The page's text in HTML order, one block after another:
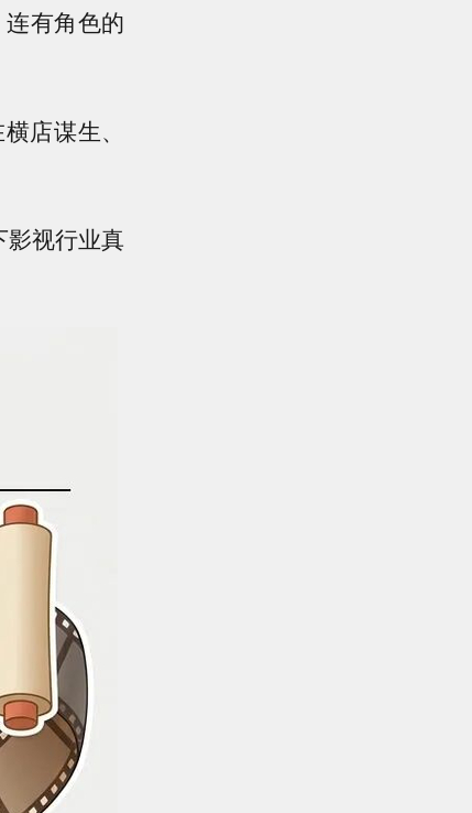
有角色的
店谋生、
影视行业真